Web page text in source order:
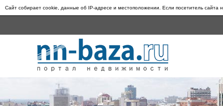
Сайт собирает cookie, данные об IP-адресе и местоположении. Если посетитель сайта